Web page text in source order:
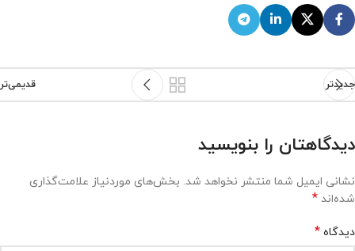
جدیدتر قدیمی‌تر
دیدگاهتان را بنویسید
نشانی ایمیل شما منتشر نخواهد شد. بخش‌های موردنیاز علامت‌گذاری
شده‌اند *
دیدگاه *